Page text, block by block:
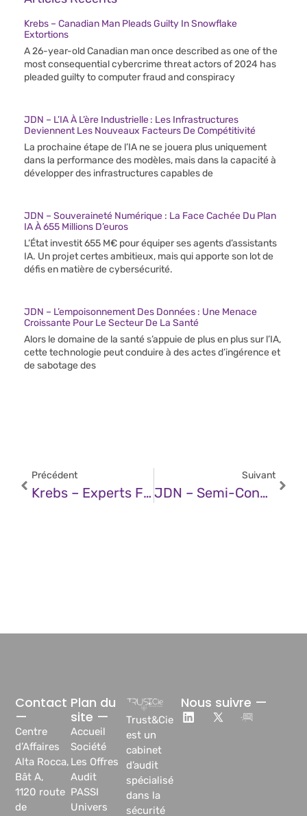
Krebs – Canadian Man Pleads Guilty In Snowflake
Extortions
A 26-year-old Canadian man once described as one of the
most consequential cybercrime threat actors of 2024 has
pleaded guilty to computer fraud and conspiracy
JDN – L’IA À L’ère Industrielle : Les Infrastructures
Deviennent Les Nouveaux Facteurs De Compétitivité
La prochaine étape de l’IA ne se jouera plus uniquement
dans la performance des modèles, mais dans la capacité à
développer des infrastructures capables de
JDN – Souveraineté Numérique : La Face Cachée Du Plan
IA À 655 Millions D’euros
L’État investit 655 M€ pour équiper ses agents d’assistants
IA. Un projet certes ambitieux, mais qui apporte son lot de
défis en matière de cybersécurité.
JDN – L’empoisonnement Des Données : Une Menace
Croissante Pour Le Secteur De La Santé
Alors le domaine de la santé s’appuie de plus en plus sur l’IA,
cette technologie peut conduire à des actes d’ingérence et
de sabotage des
Précédent
Krebs – Experts Flag Security, Privacy Risks In DeepSeek AI App
Suivant
JDN – Semi-Conducteurs : Les Tarifs De Trump En Mesure De Déclencher Une Nouvelle Crise Mondiale
Trust&Cie
est un
cabinet
d’audit
spécialisé
dans la
sécurité
Plan du
site —
Accueil
Société
Les Offres
Audit
PASSI
Univers
Contact
—
Centre
d’Affaires
Alta Rocca,
Bât A,
1120 route
de
Nous suivre —